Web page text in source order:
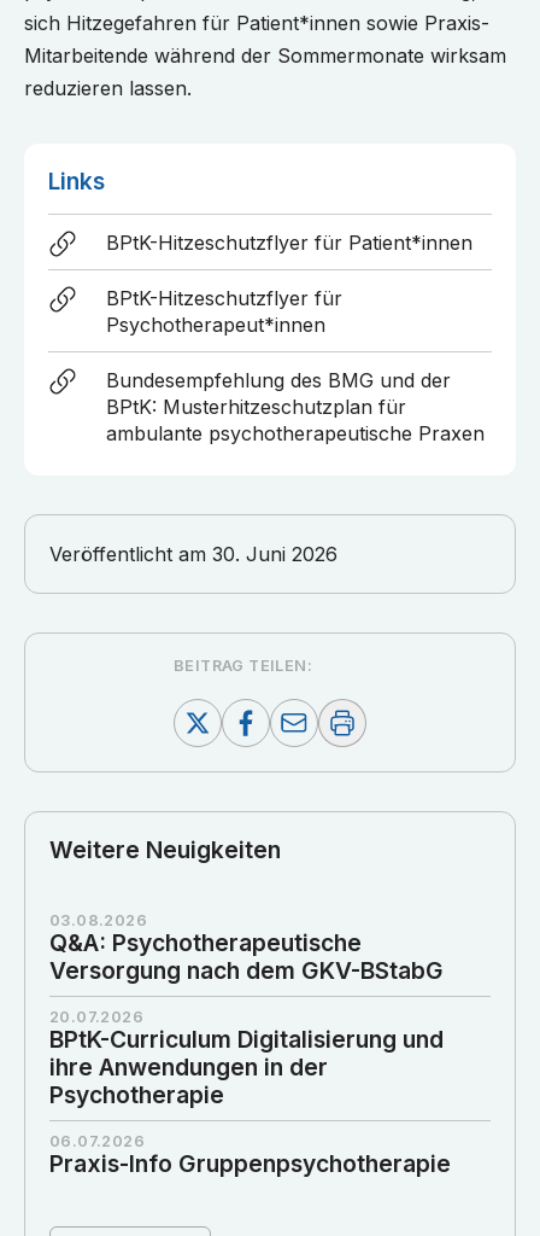
sich Hitzegefahren für Patient*innen sowie Praxis-
Mitarbeitende während der Sommermonate wirksam
reduzieren lassen.
Links
BPtK-Hitzeschutzflyer für Patient*innen
BPtK-Hitzeschutzflyer für
Psychotherapeut*innen
Bundesempfehlung des BMG und der
BPtK: Musterhitzeschutzplan für
ambulante psychotherapeutische Praxen
Veröffentlicht am 30. Juni 2026
BEITRAG TEILEN:
Weitere Neuigkeiten
03.08.2026
Q&A: Psychotherapeutische
Versorgung nach dem GKV-BStabG
20.07.2026
BPtK-Curriculum Digitalisierung und
ihre Anwendungen in der
Psychotherapie
06.07.2026
Praxis-Info Gruppenpsychotherapie